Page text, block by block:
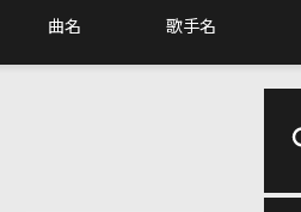
曲名 歌手名